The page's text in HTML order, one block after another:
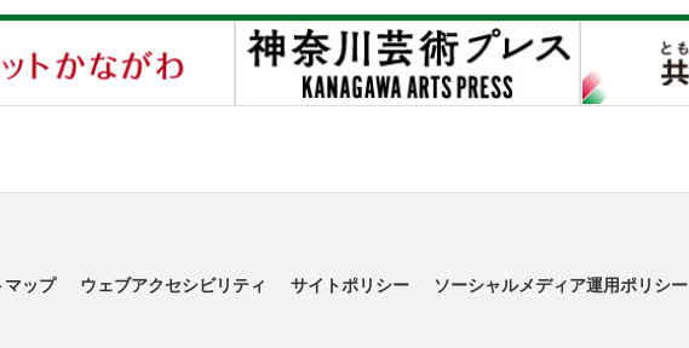
マップ ウェブアクセシビリティ サイトポリシー ソーシャルメディア運用ポリシー